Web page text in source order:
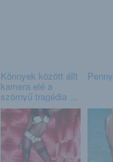
Könnyek között állt
kamera elé a
szörnyű tragédia ...
Penny